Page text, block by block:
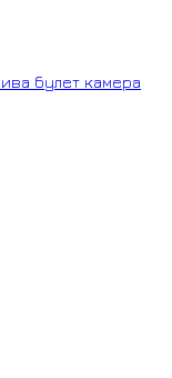
булет камера